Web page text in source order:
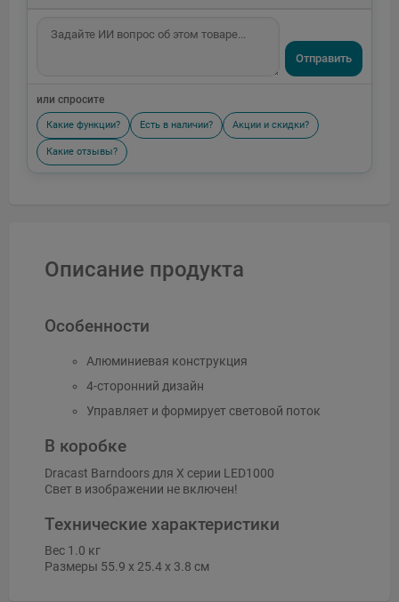
Отправить
или спросите
Какие функции? Есть в наличии? Акции и скидки?
Какие отзывы?
Описание продукта
Особенности
Алюминиевая конструкция
4-сторонний дизайн
Управляет и формирует световой поток
В коробке
Dracast Barndoors для X серии LED1000
Свет в изображении не включен!
Технические характеристики
Вес 1.0 кг
Размеры 55.9 x 25.4 x 3.8 см